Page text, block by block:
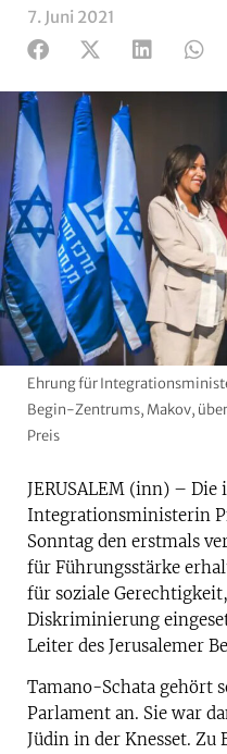
7. Juni 2021
Ehrung für
Begin-Zentrums, Makov,
Preis
JERUSALEM (inn) – Die
Integrationsministerin
Sonntag den erstmals
für Führungsstärke
für soziale
Diskriminierung
Leiter des Jerusalemer
Tamano-Schata gehört
Parlament an. Sie war
Jüdin in der Knesset.